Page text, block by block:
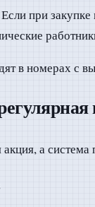
при
в номерах с
а